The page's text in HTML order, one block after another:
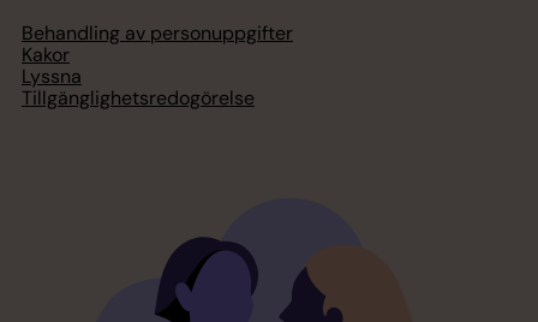
Behandling av personuppgifter
Kakor
Lyssna
Tillgänglighetsredogörelse